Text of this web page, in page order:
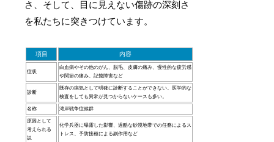
さ、そして、目に見えない傷跡の深刻さ
を私たちに突きつけています。
項目 内容
症状
白血病やその他のがん、脱毛、皮膚の痛み、慢性的な疲労感
や関節の痛み、記憶障害など
診断
既存の病気として明確に診断することができない。医学的な
検査をしても異常が見つからないケースも多い。
名称 湾岸戦争症候群
原因として
考えられる
説
化学兵器に曝露した影響、過酷な砂漠地帯での任務によるス
トレス、予防接種による副作用など